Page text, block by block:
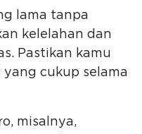
lama tanpa
kelelahan dan
Pastikan kamu
cukup selama
misalnya,